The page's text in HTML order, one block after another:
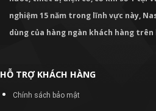
nghiệm 15 năm trong lĩnh vực này,
dùng của hàng ngàn khách hàng
HỖ TRỢ KHÁCH HÀNG
Chính sách bảo mật